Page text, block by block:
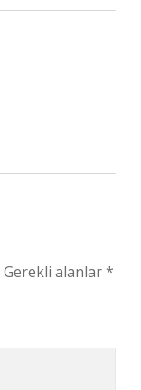
Gerekli alanlar*